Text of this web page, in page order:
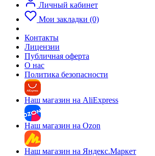
Личный кабинет
Мои закладки (0)
Контакты
Лицензии
Публичная оферта
О нас
Политика безопасности
Наш магазин на AliExpress
Наш магазин на Ozon
Наш магазин на Яндекс.Маркет